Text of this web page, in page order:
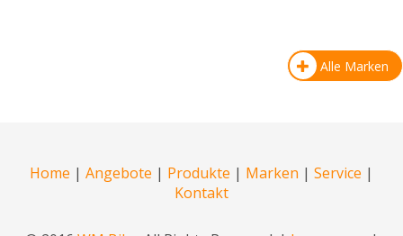
Alle Marken
Home | Angebote | Produkte | Marken | Service |
Kontakt